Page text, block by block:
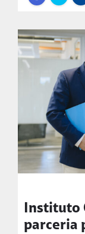
Instituto
parceria